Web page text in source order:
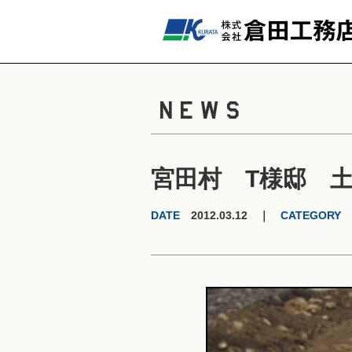
NEWS
宮田村 T様邸 土
DATE 2012.03.12 ｜ CATEGORY